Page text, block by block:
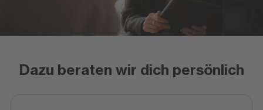
Dazu beraten wir dich persönlich